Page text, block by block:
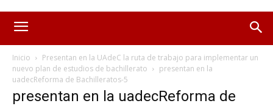
Inicio
Presentan en la UAdeC la ruta de trabajo para implementar un
nuevo plan de estudios de bachillerato
presentan en la
uadecReforma de Bachilleratos-5
presentan en la uadecReforma de